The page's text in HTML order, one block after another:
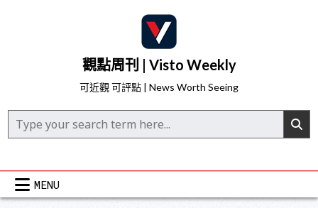
觀點周刊 | Visto Weekly
可近觀 可評點 | News Worth Seeing
Search for:
MENU